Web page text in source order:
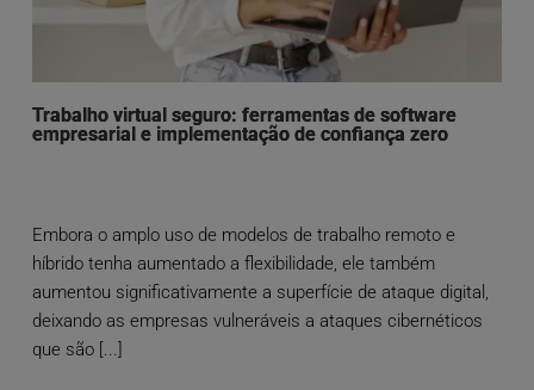
Trabalho virtual seguro: ferramentas de software
empresarial e implementação de confiança zero
Embora o amplo uso de modelos de trabalho remoto e
híbrido tenha aumentado a flexibilidade, ele também
aumentou significativamente a superfície de ataque digital,
deixando as empresas vulneráveis a ataques cibernéticos
que são [...]